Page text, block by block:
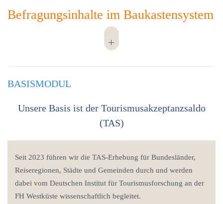
Befragungsinhalte im Baukastensystem
BASISMODUL
Unsere Basis ist der Tourismusakzeptanzsaldo
(TAS)
Seit 2023 führen wir die TAS-Erhebung für Bundesländer,
Reiseregionen, Städte und Gemeinden durch und werden
dabei vom Deutschen Institut für Tourismusforschung an der
FH Westküste wissenschaftlich begleitet.